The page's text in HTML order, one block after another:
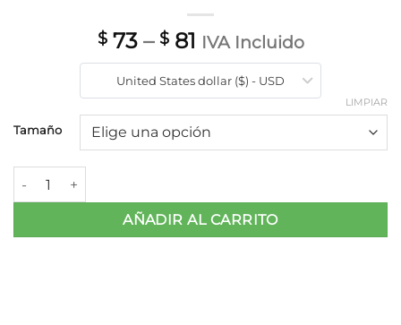
$73– $81 IVA Incluido
United States dollar ($) - USD
Tamaño
LIMPIAR
Seleccionador con Parrilla Acuagranja cantidad
AÑADIR AL CARRITO